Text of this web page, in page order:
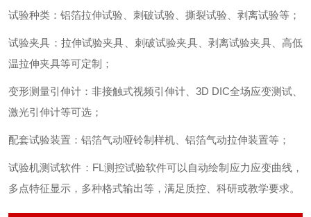
试验种类 ： 铝箔拉伸试验、刺破试验、撕裂试验、剥离试验等 ；
试验夹具 ： 拉伸试验夹具、刺破试验夹具、剥离试验夹具、高低
温拉伸夹具等可定制 ；
变形测量引伸计 ： 非接触式视频引伸计、 3D DIC全场应变测试、
激光引伸计等可选 ；
配套试验装置 ： 铝箔气动哑铃制样机、铝箔气动拉伸装置等 ；
试验机测试软件 ： FL 测控试验软件可以自动绘制应力应变曲线，
多点特征显示，多种格式输出等，满足质控、科研或教学要求。